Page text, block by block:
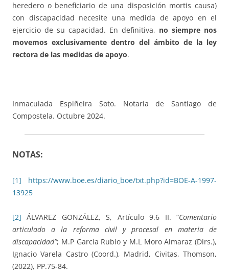
heredero o beneficiario de una disposición mortis causa)
con discapacidad necesite una medida de apoyo en el
ejercicio de su capacidad. En definitiva, no siempre nos
movemos exclusivamente dentro del ámbito de la ley
rectora de las medidas de apoyo.
Inmaculada Espiñeira Soto. Notaria de Santiago de
Compostela. Octubre 2024.
NOTAS:
[1]
https://www.boe.es/diario_boe/txt.php?id=BOE-A-1997-
13925
[2] ÁLVAREZ GONZÁLEZ, S, Artículo 9.6 II. “Comentario
articulado a la reforma civil y procesal en materia de
discapacidad”; M.P García Rubio y M.L Moro Almaraz (Dirs.),
Ignacio Varela Castro (Coord.), Madrid, Civitas, Thomson,
(2022), PP.75-84.